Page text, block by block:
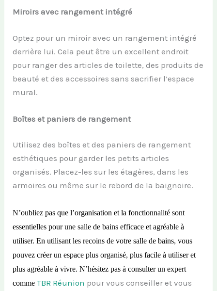
Miroirs avec rangement intégré
Optez pour un miroir avec un rangement intégré
derrière lui. Cela peut être un excellent endroit
pour ranger des articles de toilette, des produits de
beauté et des accessoires sans sacrifier l’espace
mural.
Boîtes et paniers de rangement
Utilisez des boîtes et des paniers de rangement
esthétiques pour garder les petits articles
organisés. Placez-les sur les étagères, dans les
armoires ou même sur le rebord de la baignoire.
N’oubliez pas que l’organisation et la fonctionnalité sont
essentielles pour une salle de bains efficace et agréable à
utiliser. En utilisant les recoins de votre salle de bains, vous
pouvez créer un espace plus organisé, plus facile à utiliser et
plus agréable à vivre.N’hésitez pas à consulter un expert
commeTBR Réunion pour vous conseiller et vous